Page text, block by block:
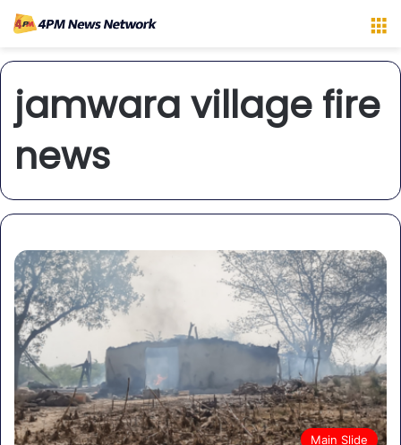
jamwara village fire
news
Main Slide